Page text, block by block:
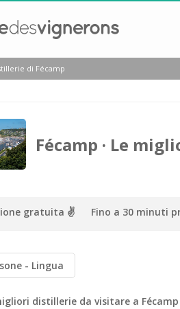
e degustazioni vini
e degustazioni vini
e degustazioni vini
e degustazioni vini Giura
e degustazioni vini
di Fécamp
Fécamp · Le
gratuita ✌️ Fino a 30 minuti
Lingua
distillerie da visitare a Fécamp